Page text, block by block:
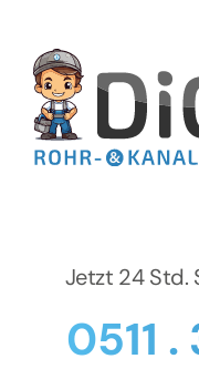
springen
Jetzt 24 Std.
0511